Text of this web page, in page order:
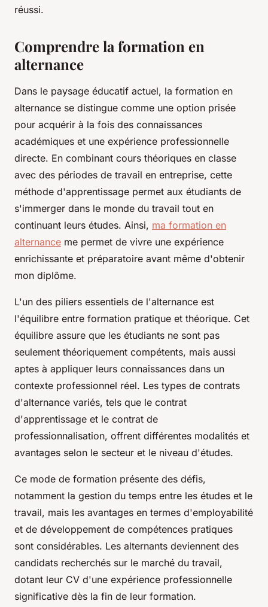
réussi.
Comprendre la formation en
alternance
Dans le paysage éducatif actuel, la formation en
alternance se distingue comme une option prisée
pour acquérir à la fois des connaissances
académiques et une expérience professionnelle
directe. En combinant cours théoriques en classe
avec des périodes de travail en entreprise, cette
méthode d'apprentissage permet aux étudiants de
s'immerger dans le monde du travail tout en
continuant leurs études. Ainsi, ma formation en
alternance me permet de vivre une expérience
enrichissante et préparatoire avant même d'obtenir
mon diplôme.
L'un des piliers essentiels de l'alternance est
l'équilibre entre formation pratique et théorique. Cet
équilibre assure que les étudiants ne sont pas
seulement théoriquement compétents, mais aussi
aptes à appliquer leurs connaissances dans un
contexte professionnel réel. Les types de contrats
d'alternance variés, tels que le contrat
d'apprentissage et le contrat de
professionnalisation, offrent différentes modalités et
avantages selon le secteur et le niveau d'études.
Ce mode de formation présente des défis,
notamment la gestion du temps entre les études et le
travail, mais les avantages en termes d'employabilité
et de développement de compétences pratiques
sont considérables. Les alternants deviennent des
candidats recherchés sur le marché du travail,
dotant leur CV d'une expérience professionnelle
significative dès la fin de leur formation.